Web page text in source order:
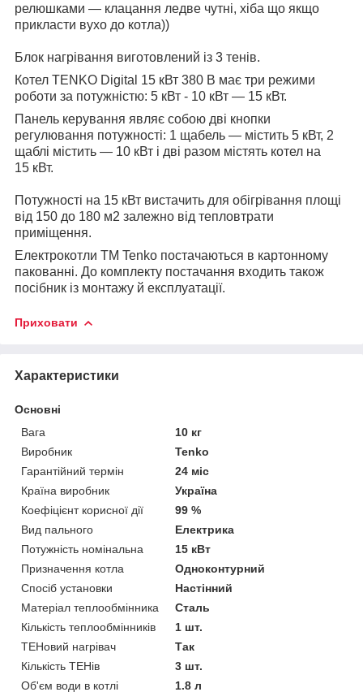
релюшками — клацання ледве чутні, хіба що якщо
прикласти вухо до котла))
Блок нагрівання виготовлений із 3 тенів.
Котел TENKO Digital 15 кВт 380 В має три режими
роботи за потужністю: 5 кВт - 10 кВт — 15 кВт.
Панель керування являє собою дві кнопки
регулювання потужності: 1 щабель — містить 5 кВт, 2
щаблі містить — 10 кВт і дві разом містять котел на
15 кВт.
Потужності на 15 кВт вистачить для обігрівання площі
від 150 до 180 м2 залежно від тепловтрати
приміщення.
Електрокотли ТМ Tenko постачаються в картонному
пакованні. До комплекту постачання входить також
посібник із монтажу й експлуатації.
Приховати
Характеристики
Основні
Вага
10 кг
Виробник
Tenko
Гарантійний термін
24 міс
Країна виробник
Україна
Коефіцієнт корисної дії
99 %
Вид пального
Електрика
Потужність номінальна
15 кВт
Призначення котла
Одноконтурний
Спосіб установки
Настінний
Матеріал теплообмінника
Сталь
Кількість теплообмінників
1 шт.
ТЕНовий нагрівач
Так
Кількість ТЕНів
3 шт.
Об'єм води в котлі
1.8 л